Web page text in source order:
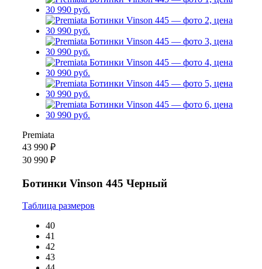
Premiata
43 990 ₽
30 990 ₽
Ботинки Vinson 445 Черный
Таблица размеров
40
41
42
43